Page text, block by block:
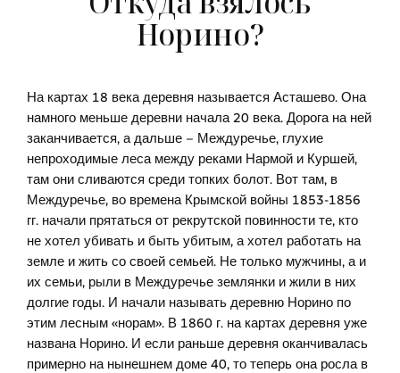
Норино?
На картах 18 века деревня называется Асташево. Она
намного меньше деревни начала 20 века. Дорога на ней
заканчивается, а дальше – Междуречье, глухие
непроходимые леса между реками Нармой и Куршей,
там они сливаются среди топких болот. Вот там, в
Междуречье, во времена Крымской войны 1853-1856
гг. начали прятаться от рекрутской повинности те, кто
не хотел убивать и быть убитым, а хотел работать на
земле и жить со своей семьей. Не только мужчины, а и
их семьи, рыли в Междуречье землянки и жили в них
долгие годы. И начали называть деревню Норино по
этим лесным «норам». В 1860 г. на картах деревня уже
названа Норино. И если раньше деревня оканчивалась
примерно на нынешнем доме 40, то теперь она росла в